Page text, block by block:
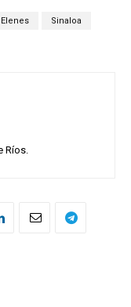
Sinaloa
Ríos.